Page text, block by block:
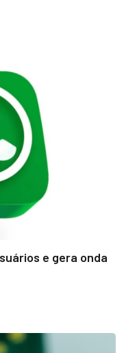
e gera onda